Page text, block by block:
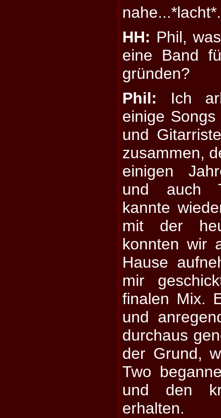
nahe...*lacht*.
HH: Phil,
eine Band
gründen?
Phil: Ich
einige
und
zusammen,
einigen
und auch
kannte
mit der
konnten wir
Hause
mir
finalen Mix.
und
durchaus
der Grund,
Two
und den
erhalten.